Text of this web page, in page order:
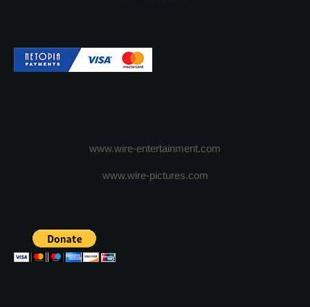
www.wire-entertainment.com
www.wire-pictures.com